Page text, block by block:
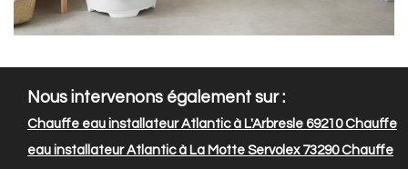
Nous intervenons également sur :
Chauffe eau installateur Atlantic à L'Arbresle 69210Chauffe
eau installateur Atlantic à La Motte Servolex 73290Chauffe